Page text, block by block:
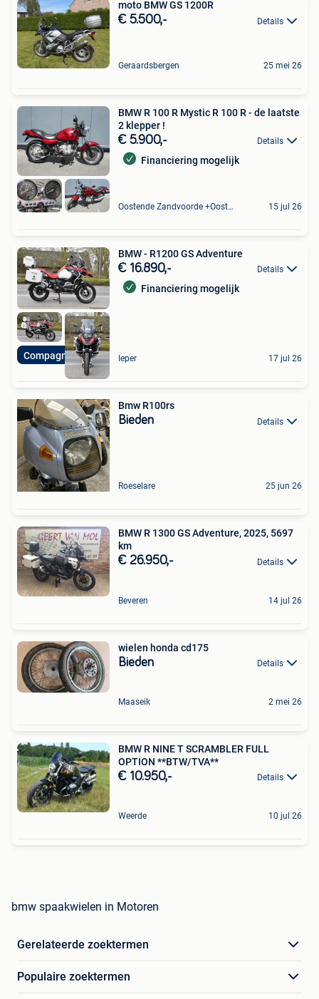
moto BMW GS 1200R
€ 5.500,- Details
Geraardsbergen 25 mei 26
BMW R 100 R Mystic R 100 R - de laatste
2 klepper !
€ 5.900,- Details
Financiering mogelijk
Oostende Zandvoorde +Oostende 15 jul 26
Compagnon de Route
BMW - R1200 GS Adventure
€ 16.890,- Details
Financiering mogelijk
Ieper 17 jul 26
Bmw R100rs
Bieden Details
Roeselare 25 jun 26
BMW R 1300 GS Adventure, 2025, 5697
km
€ 26.950,- Details
Beveren 14 jul 26
wielen honda cd175
Bieden Details
Maaseik 2 mei 26
BMW R NINE T SCRAMBLER FULL
OPTION **BTW/TVA**
€ 10.950,- Details
Weerde 10 jul 26
bmw spaakwielen in Motoren
Gerelateerde zoektermen
Populaire zoektermen